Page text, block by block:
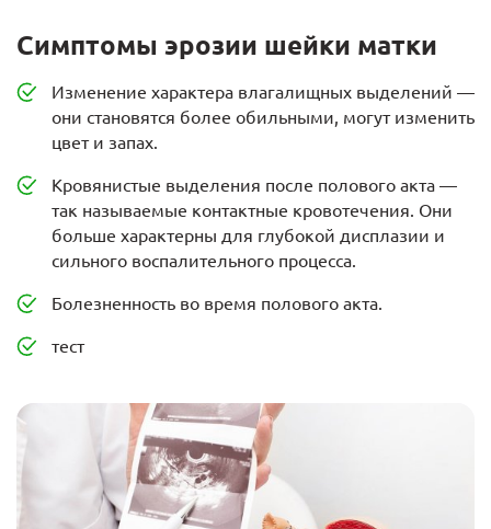
Симптомы эрозии шейки матки
Изменение характера влагалищных выделений —
они становятся более обильными, могут изменить
цвет и запах.
Кровянистые выделения после полового акта —
так называемые контактные кровотечения. Они
больше характерны для глубокой дисплазии и
сильного воспалительного процесса.
Болезненность во время полового акта.
тест